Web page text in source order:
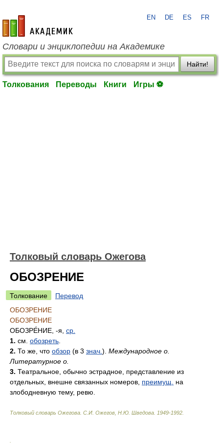
academic.ru
EN DE ES FR
Словари и энциклопедии на Академике
Найти!
Толкования Переводы Книги Игры ⚽
Толковый словарь Ожегова
ОБОЗРЕНИЕ
Толкование
Перевод
ОБОЗРЕНИЕ
ОБОЗРЕНИЕ
ОБОЗРЕ́НИЕ , -я, ср.
1. см. обозреть
2. То же, что обзор (в 3 знач. ). Международное о.
Литературное о.
3. Театральное, обычно эстрадное, представление из
отдельных, внешне связанных номеров, преимущ.
на
злободневную тему, ревю.
Толковый словарь Ожегова С.И. Ожегов, Н.Ю. Шведова. 1949-1992